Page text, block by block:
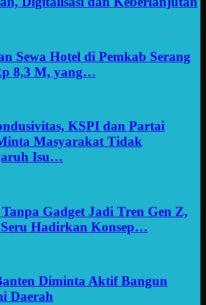
Sewa Hotel di Pemkab Serang
8,3 M, yang…
KSPI dan Partai
Masyarakat Tidak
Isu…
Gadget Jadi Tren Gen Z,
Hadirkan Konsep…
Diminta Aktif Bangun
Daerah